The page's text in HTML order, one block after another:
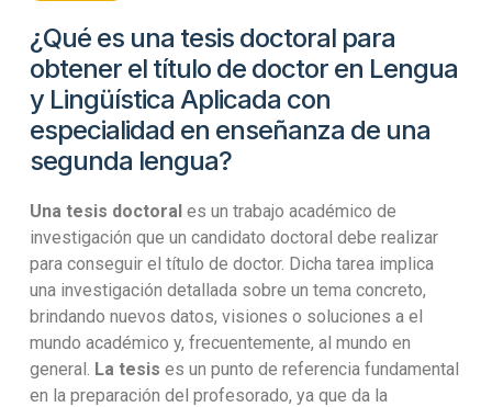
¿Qué es una tesis doctoral para
obtener el título de doctor en Lengua
y Lingüística Aplicada con
especialidad en enseñanza de una
segunda lengua?
Una tesis doctorales un trabajo académico de
investigación que un candidato doctoral debe realizar
para conseguir el título de doctor. Dicha tarea implica
una investigación detallada sobre un tema concreto,
brindando nuevos datos, visiones o soluciones a el
mundo académico y, frecuentemente, al mundo en
general. La tesis es un punto de referencia fundamental
en la preparación del profesorado, ya que da la